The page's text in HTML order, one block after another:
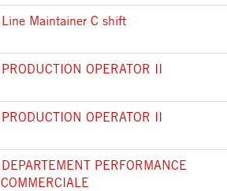
Line Maintainer C shift
PRODUCTION OPERATOR II
PRODUCTION OPERATOR II
DEPARTEMENT PERFORMANCE
COMMERCIALE